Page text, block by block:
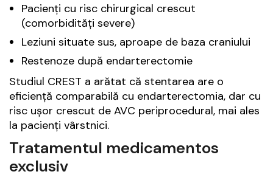
Pacienți cu risc chirurgical crescut
(comorbidități severe)
Leziuni situate sus, aproape de baza craniului
Restenoze după endarterectomie
Studiul CREST a arătat că stentarea are o
eficiență comparabilă cu endarterectomia, dar cu
risc ușor crescut de AVC periprocedural, mai ales
la pacienți vârstnici.
Tratamentul medicamentos
exclusiv